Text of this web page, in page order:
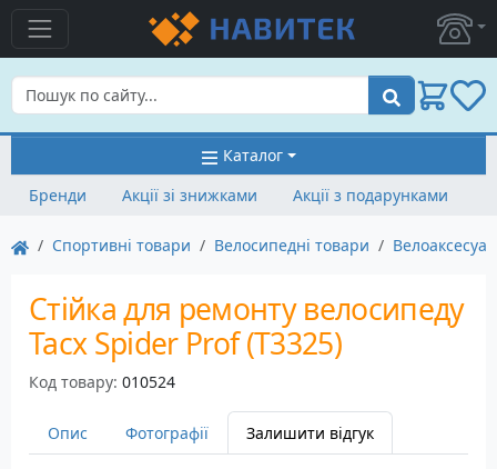
Пошук
Каталог
Бренди
Акції зі знижками Акції з подарунками
Спортивні товари Велосипедні товари
Стійка для ремонту велосипеду
Tacx Spider Prof (T3325)
Код товару: 010524
Опис Фотографії Залишити відгук